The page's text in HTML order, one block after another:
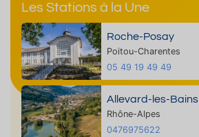
Les Stations à la Une
Roche-Posay
Poitou-Charentes
05 49 19 49 49
Allevard-les-Bains
Rhône-Alpes
0476975622